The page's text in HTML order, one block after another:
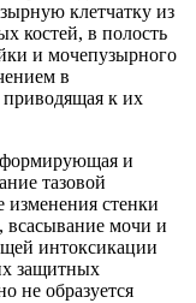
клетчатку из
костей, в полость
и мочепузырного
в
приводящая к их
и
тазовой
изменения стенки
мочи и
интоксикации
защитных
не образуется